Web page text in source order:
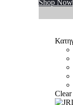
Shop Now